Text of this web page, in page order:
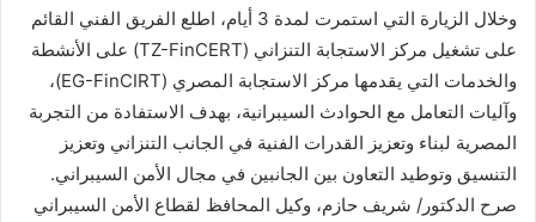
وخلال الزيارة التي استمرت لمدة 3 أيام، اطلع الفريق الفني القائم
على تشغيل مركز الاستجابة التنزاني (TZ-FinCERT) على الأنشطة
والخدمات التي يقدمها مركز الاستجابة المصري (EG-FinCIRT)،
وآليات التعامل مع الحوادث السيبرانية، بهدف الاستفادة من التجربة
المصرية لبناء وتعزيز القدرات الفنية في الجانب التنزاني وتعزيز
التنسيق وتوطيد التعاون بين الجانبين في مجال الأمن السيبراني.
صرح الدكتور/ شريف حازم، وكيل المحافظ لقطاع الأمن السيبراني